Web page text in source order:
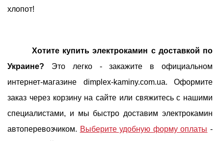
хлопот!
Хотите купить электрокамин с доставкой по
Украине? Это легко - закажите в официальном
интернет-магазине dimplex-kaminy.com.ua. Оформите
заказ через корзину на сайте или свяжитесь с нашими
специалистами, и мы быстро доставим электрокамин
автоперевозчиком. Выберите удобную форму оплаты -